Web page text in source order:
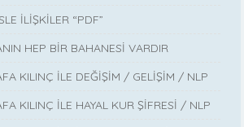
İLİŞKİLER “PDF”
HEP BİR BAHANESİ VARDIR
KILINÇ İLE DEĞİŞİM / GELİŞİM / NLP
KILINÇ İLE HAYAL KUR ŞİFRESİ / NLP